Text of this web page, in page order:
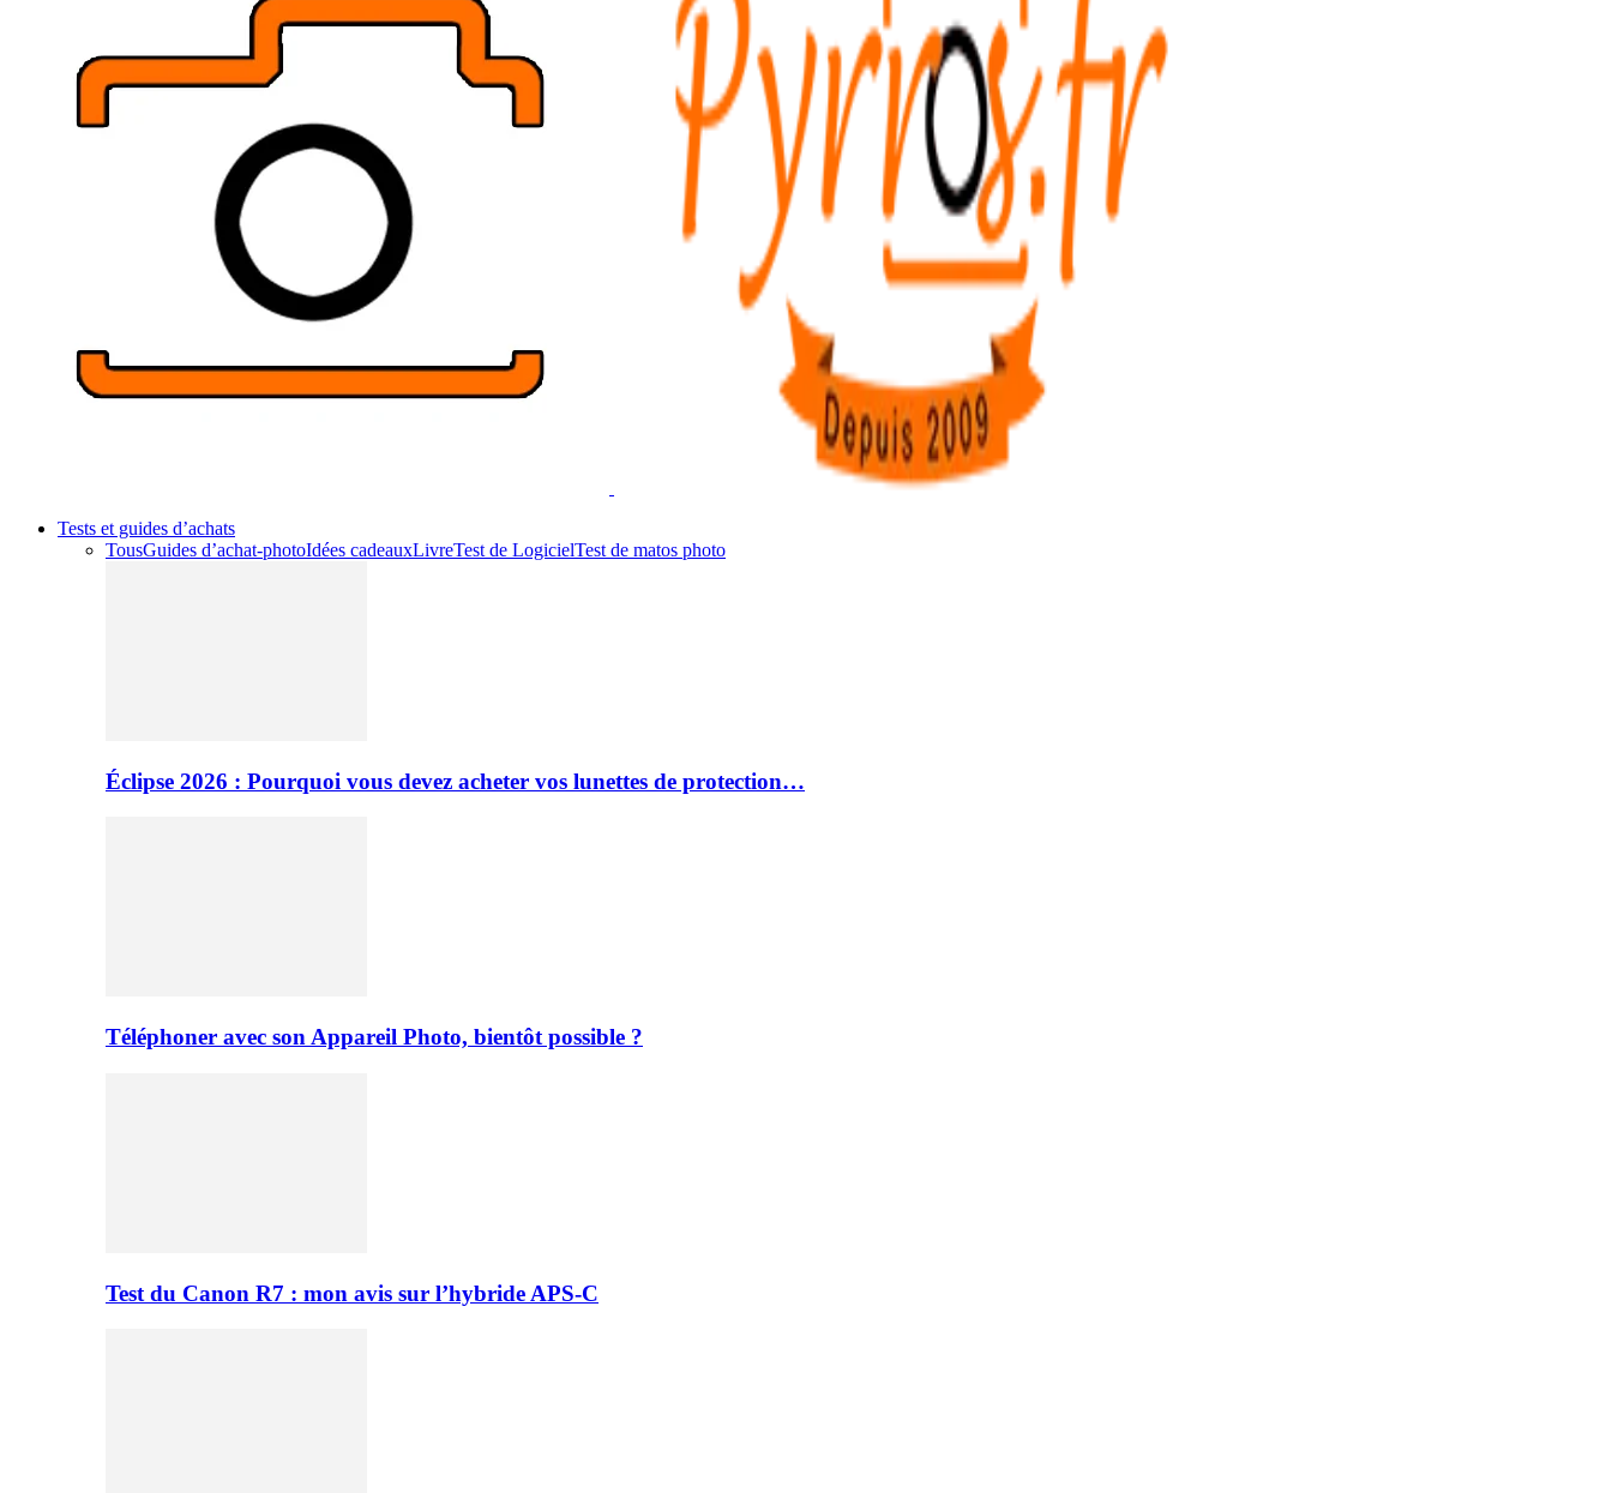
Tests et guides d’achats
TousGuides d’achat-photoIdées cadeauxLivreTest de LogicielTest de matos photo
Éclipse 2026 : Pourquoi vous devez acheter vos lunettes de protection…
Téléphoner avec son Appareil Photo, bientôt possible ?
Test du Canon R7 : mon avis sur l’hybride APS-C